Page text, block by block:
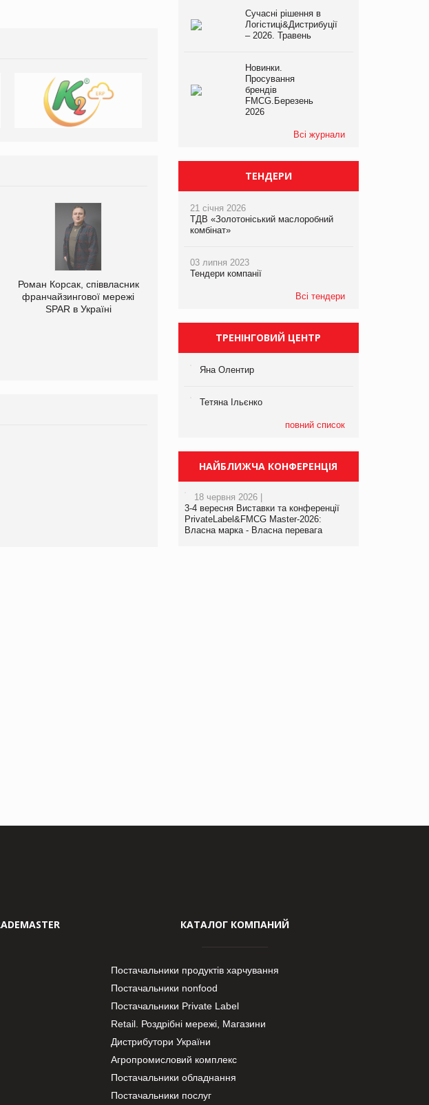
Роман Корсак, співвласник
франчайзингової мережі
SPAR в Україні
виробництва
компанії «УкраМарин»
Сучасні рішення в
Логістиці&Дистрибуції
– 2026. Травень
Новинки.
Просування
брендів
FMCG.Березень
2026
Всі журнали
ТЕНДЕРИ
21 січня 2026
ТДВ «Золотоніський маслоробний
комбінат»
03 липня 2023
Тендери компанії
Всі тендери
ТРЕНІНГОВИЙ ЦЕНТР
Яна Олентир
Тетяна Ільєнко
повний список
НАЙБЛИЖЧА КОНФЕРЕНЦІЯ
18 червня 2026 |
3-4 вересня Виставки та конференції
PrivateLabel&FMCG Master-2026:
Власна марка - Власна перевага
КАТАЛОГ КОМПАНИЙ
Постачальники продуктів харчування
Постачальники nonfood
Постачальники Private Label
Retail. Роздрібні мережі, Магазини
Дистрибутори України
Агропромисловий комплекс
Постачальники обладнання
Постачальники послуг